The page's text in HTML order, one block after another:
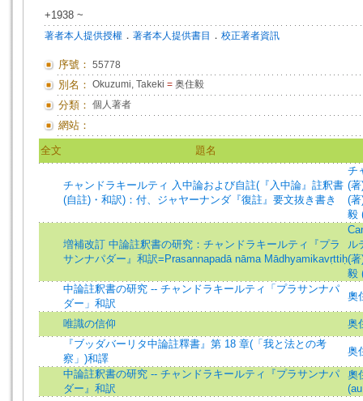
+1938 ~
著者本人提供授權 ． 著者本人提供書目 ． 校正著者資訊
序號： 55778
別名： Okuzumi, Takeki = 奥住毅
分類： 個人著者
網站：
全文 題名
チャンドラキールティ 入中論および自註(『入中論』註釈書
(自註)・和訳)：付、ジャヤーナンダ『復註』要文抜き書き
チ
(
(
毅
増補改訂 中論註釈書の研究：チャンドラキールティ『プラ
サンナパダー』和訳=Prasannapadā nāma Mādhyamikavṛttiḥ
ル
(
毅
中論註釈書の研究 -- チャンドラキールティ「プラサンナパ
ダー」和訳
奧
唯識の信仰
奥
『ブッダバーリタ中論註釋書』第 18 章(「我と法との考
察」)和譯
奥
中論註釈書の研究 -- チャンドラキールティ『プラサンナパ
ダー』和訳
奧